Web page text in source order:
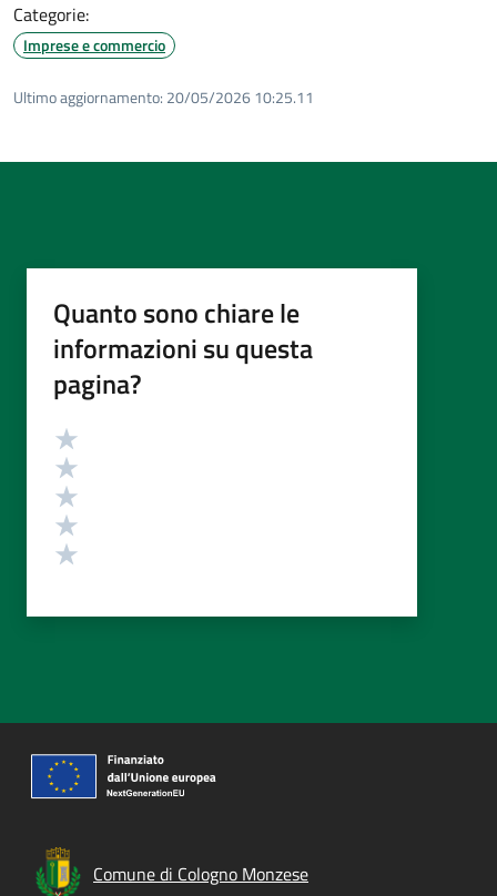
Categorie:
Imprese e commercio
Ultimo aggiornamento: 20/05/2026 10:25.11
Quanto sono chiare le
informazioni su questa
pagina?
Valutazione
Comune di Cologno Monzese